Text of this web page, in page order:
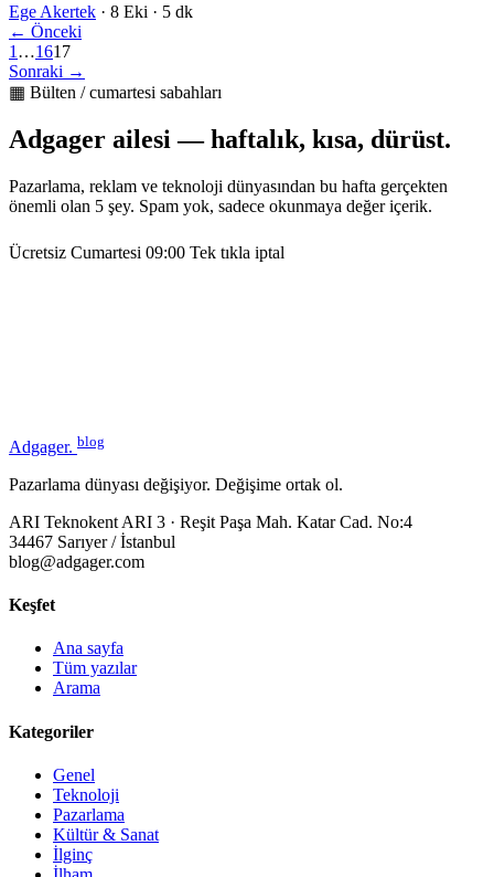
Ege Akertek · 8 Eki · 5 dk
← Önceki
1 …1617
Sonraki →
▦ Bülten / cumartesi sabahları
Adgager ailesi — haftalık, kısa, dürüst.
Pazarlama, reklam ve teknoloji dünyasından bu hafta gerçekten
önemli olan 5 şey. Spam yok, sadece okunmaya değer içerik.
Ücretsiz Cumartesi 09:00 Tek tıkla iptal
Adgager. blog
Pazarlama dünyası değişiyor. Değişime ortak ol.
ARI Teknokent ARI 3 · Reşit Paşa Mah. Katar Cad. No:4
34467 Sarıyer / İstanbul
blog@adgager.com
Keşfet
Ana sayfa
Tüm yazılar
Arama
Kategoriler
Genel
Teknoloji
Pazarlama
Kültür & Sanat
İlginç